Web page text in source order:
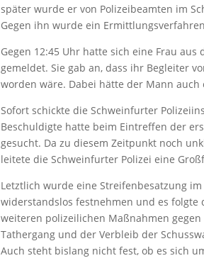
später wurde er von Polizeibeamten im
Gegen ihn wurde ein
Gegen 12:45 Uhr hatte sich eine Frau
gemeldet. Sie gab an, dass ihr Begleiter
worden wäre. Dabei hätte der Mann
Sofort schickte die Schweinfurter
Beschuldigte hatte beim Eintreffen der
gesucht. Da zu diesem Zeitpunkt noch
leitete die Schweinfurter Polizei eine
Letztlich wurde eine Streifenbesatzung
widerstandslos festnehmen und es
weiteren polizeilichen Maßnahmen
Tathergang und der Verbleib der
Auch steht bislang nicht fest, ob es sich